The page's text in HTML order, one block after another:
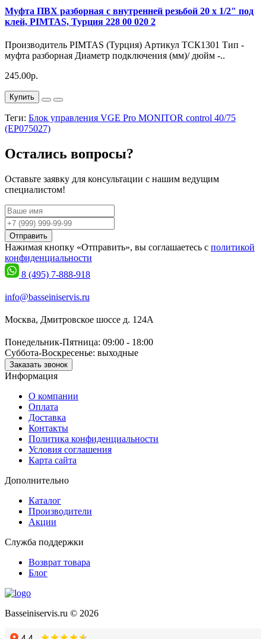
Муфта ПВХ разборная с внутренней резьбой 20 х 1/2" под
клей, PIMTAS, Турция 228 00 020 2
Производитель PIMTAS (Турция) Артикул ТСК1301 Тип -
муфта разборная Диаметр подключения (мм)/ дюйм -..
245.00р.
Купить
Теги: Блок управления VGE Pro MONITOR control 40/75
(EP075027)
Остались вопросы?
Оставьте заявку для консультации с нашим ведущим
специалистом!
Отправить
Нажимая кнопку «Отправить», вы соглашаетесь с политикой
конфиденциальности
8 (495) 7-888-918
info@basseiniservis.ru
Москва, Дмитровское шоссе д. 124А
Понедельник-Пятница: 09:00 - 18:00
Суббота-Воскресенье: выходные
Заказать звонок
Информация
О компании
Оплата
Доставка
Контакты
Политика конфиденциальности
Условия соглашения
Карта сайта
Дополнительно
Каталог
Производители
Акции
Служба поддержки
Возврат товара
Блог
Basseiniservis.ru © 2026